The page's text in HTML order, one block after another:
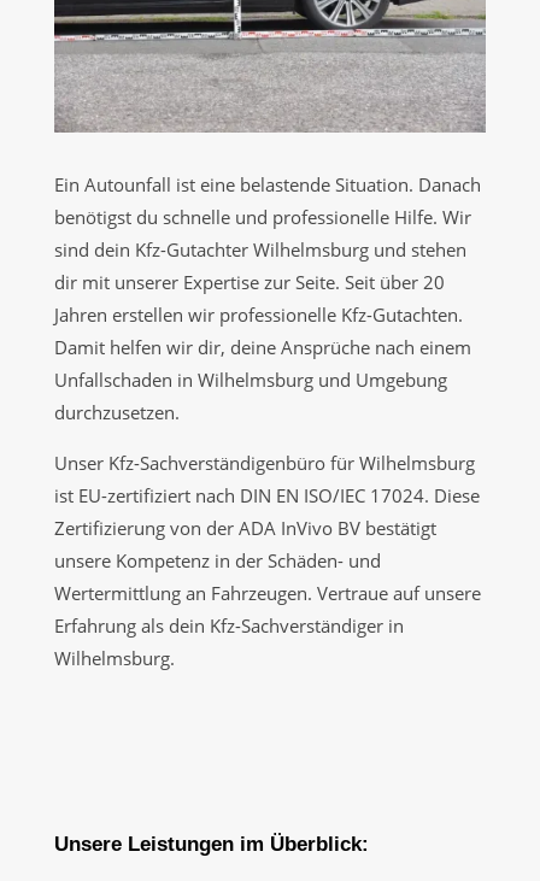
Ein Autounfall ist eine belastende Situation. Danach
benötigst du schnelle und professionelle Hilfe. Wir
sind dein Kfz-Gutachter Wilhelmsburg und stehen
dir mit unserer Expertise zur Seite. Seit über 20
Jahren erstellen wir professionelle Kfz-Gutachten.
Damit helfen wir dir, deine Ansprüche nach einem
Unfallschaden in Wilhelmsburg und Umgebung
durchzusetzen.
Unser Kfz-Sachverständigenbüro für Wilhelmsburg
ist EU-zertifiziert nach DIN EN ISO/IEC 17024. Diese
Zertifizierung von der ADA InVivo BV bestätigt
unsere Kompetenz in der Schäden- und
Wertermittlung an Fahrzeugen. Vertraue auf unsere
Erfahrung als dein Kfz-Sachverständiger in
Wilhelmsburg.
Unsere Leistungen im Überblick: